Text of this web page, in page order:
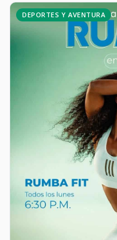
DEPORTES Y AVENTURA